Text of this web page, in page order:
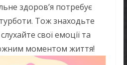
здоров’я потребує
Тож знаходьте
свої емоції та
моментом життя!